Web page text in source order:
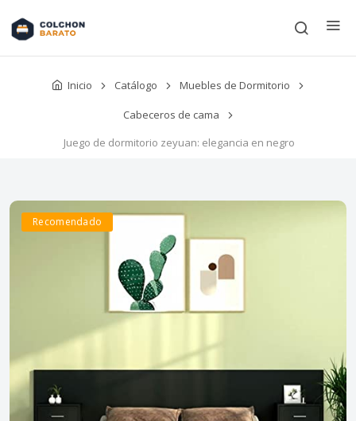
Inicio Catálogo Muebles de Dormitorio
Cabeceros de cama
Juego de dormitorio zeyuan: elegancia en negro
Recomendado